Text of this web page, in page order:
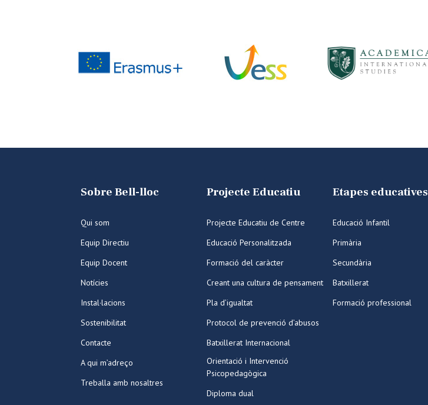
Sobre Bell-lloc
Qui som
Equip Directiu
Equip Docent
Notícies
Instal·lacions
Sostenibilitat
Contacte
A qui m’adreço
Treballa amb nosaltres
Projecte Educatiu
Projecte Educatiu de Centre
Educació Personalitzada
Formació del caràcter
Creant una cultura de pensament
Pla d’igualtat
Protocol de prevenció d’abusos
Batxillerat Internacional
Orientació i Intervenció
Psicopedagògica
Diploma dual
Etapes educatives
Educació Infantil
Primària
Secundària
Batxillerat
Formació professional